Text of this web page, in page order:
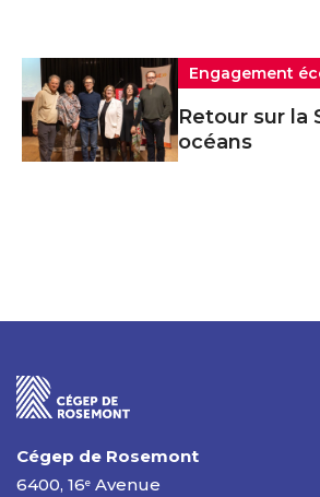
Engagement
Retour sur la
océans
Cégep de Rosemont
6400, 16e Avenue